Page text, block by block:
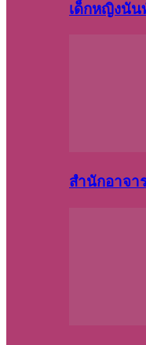
เด็กหญิงนัน
สำนักอาจา